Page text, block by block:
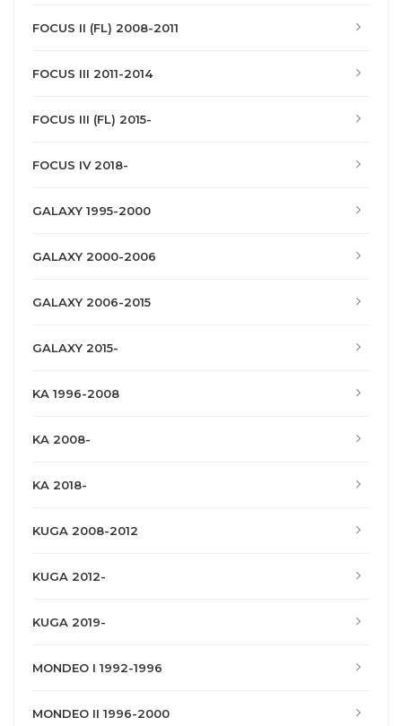
FOCUS II (FL) 2008-2011
FOCUS III 2011-2014
FOCUS III (FL) 2015-
FOCUS IV 2018-
GALAXY 1995-2000
GALAXY 2000-2006
GALAXY 2006-2015
GALAXY 2015-
KA 1996-2008
KA 2008-
KA 2018-
KUGA 2008-2012
KUGA 2012-
KUGA 2019-
MONDEO I 1992-1996
MONDEO II 1996-2000